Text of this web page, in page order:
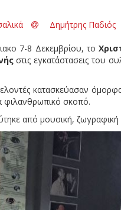
Δημήτρης Παδιός
7-8 Δεκεμβρίου, το
στις εγκατάστασεις του
κατασκεύασαν
φιλανθρωπικό σκοπό.
από μουσική,